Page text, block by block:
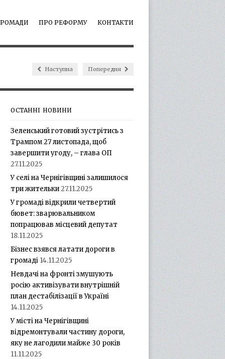
ПРО РЕФОРМУ КОНТАКТИ
Наступна Попередня
ОСТАННІ НОВИНИ
Зеленський готовий зустрітись з
Трампом 27 листопада, щоб
завершити угоду, – глава ОП
27.11.2025
У селі на Чернігівщині залишилося
три жительки27.11.2025
У громаді відкрили четвертий
бювет: зварювальником
попрацював місцевий депутат
18.11.2025
Бізнес взявся латати дороги в
громаді 14.11.2025
Невдачі на фронті змушують
росію активізувати внутрішній
план дестабілізації в Україні
14.11.2025
У місті на Чернігівщині
відремонтували частину дороги,
яку не лагодили майже 30 років
11.11.2025